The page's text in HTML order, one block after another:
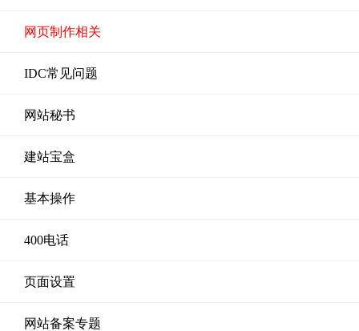
网页制作相关
IDC常见问题
网站秘书
建站宝盒
基本操作
400电话
页面设置
网站备案专题